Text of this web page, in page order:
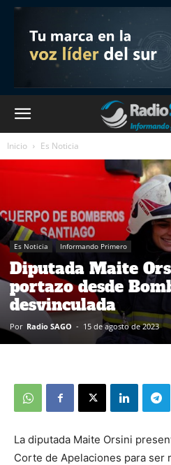
Inicio Es Noticia
Es Noticia Informando Primero
Diputada Maite
portazo desde
desvinculada
Por Radio SAGO - 15 de agosto de 2023
La diputada Maite Orsini
Corte de Apelaciones para ser